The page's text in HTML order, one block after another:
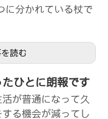
に分かれている杖で
読む
ひとに朗報です
が普通になって久
する機会が減ってし